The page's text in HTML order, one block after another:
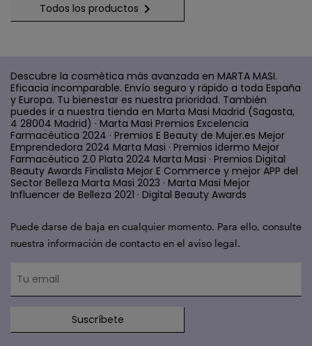
Todos los productos 
Descubre la cosmética más avanzada en MARTA MASI.
Eficacia incomparable. Envío seguro y rápido a toda España
y Europa. Tu bienestar es nuestra prioridad. También
puedes ir a nuestra tienda en Marta Masi Madrid (Sagasta,
4 28004 Madrid) · Marta Masi Premios Excelencia
Farmacéutica 2024 · Premios E Beauty de Mujer.es Mejor
Emprendedora 2024 Marta Masi · Premios idermo Mejor
Farmacéutico 2.0 Plata 2024 Marta Masi · Premios Digital
Beauty Awards Finalista Mejor E Commerce y mejor APP del
Sector Belleza Marta Masi 2023 · Marta Masi Mejor
Influencer de Belleza 2021 · Digital Beauty Awards
Puede darse de baja en cualquier momento. Para ello, consulte
nuestra información de contacto en el aviso legal.
Suscríbete